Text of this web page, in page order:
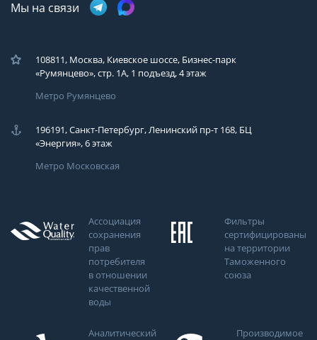
Мы на связи
108811, Москва, Киевское шоссе, Бизнес-парк
«Румянцево», стр. 1А, 1 подъезд, 4 этаж
Метро Румянцево
196191, Санкт-Петербург, Ленинский пр-т 168, БЦ
«Энергия», 6 этаж
Метро Московская
Ассоциация
сохранения
прав
потребителя
в отношении
качественной
воды
Фильтры
сертифицированы
на территории
Таможенного
союза
Аналитический
Производимое